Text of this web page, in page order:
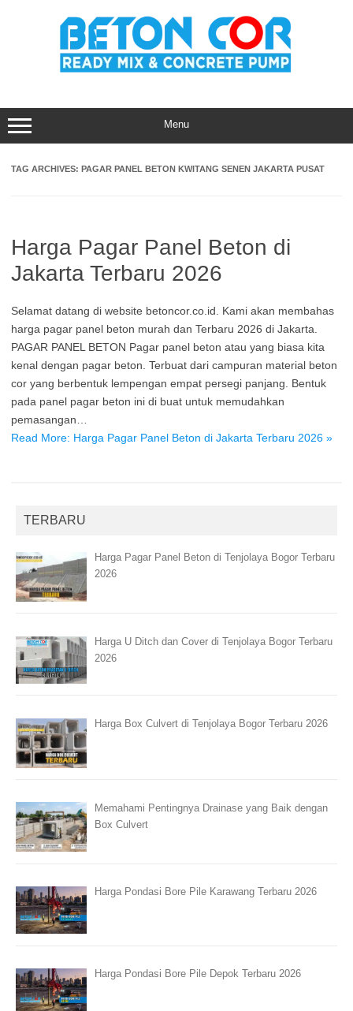
Menu
TAG ARCHIVES: PAGAR PANEL BETON KWITANG SENEN JAKARTA PUSAT
Harga Pagar Panel Beton di
Jakarta Terbaru 2026
Selamat datang di website betoncor.co.id. Kami akan membahas
harga pagar panel beton murah dan Terbaru 2026 di Jakarta.
PAGAR PANEL BETON Pagar panel beton atau yang biasa kita
kenal dengan pagar beton. Terbuat dari campuran material beton
cor yang berbentuk lempengan empat persegi panjang. Bentuk
pada panel pagar beton ini di buat untuk memudahkan
pemasangan…
Read More: Harga Pagar Panel Beton di Jakarta Terbaru 2026 »
TERBARU
Harga Pagar Panel Beton di Tenjolaya Bogor Terbaru
2026
Harga U Ditch dan Cover di Tenjolaya Bogor Terbaru
2026
Harga Box Culvert di Tenjolaya Bogor Terbaru 2026
Memahami Pentingnya Drainase yang Baik dengan
Box Culvert
Harga Pondasi Bore Pile Karawang Terbaru 2026
Harga Pondasi Bore Pile Depok Terbaru 2026